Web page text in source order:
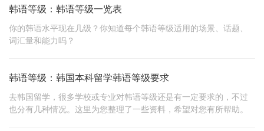
韩语等级：韩语等级一览表
你的韩语水平现在几级？你知道每个韩语等级适用的场景、话题、
词汇量和能力吗？
韩语等级：韩国本科留学韩语等级要求
去韩国留学，很多学校或专业对韩语等级还是有一定要求的，不过
也分有几种情况。这里为您整理了一些资料，希望对您有所帮助。